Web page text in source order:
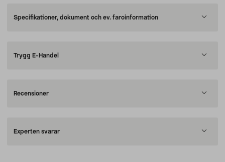
Specifikationer, dokument och ev. faroinformation
Trygg E-Handel
Recensioner
Experten svarar